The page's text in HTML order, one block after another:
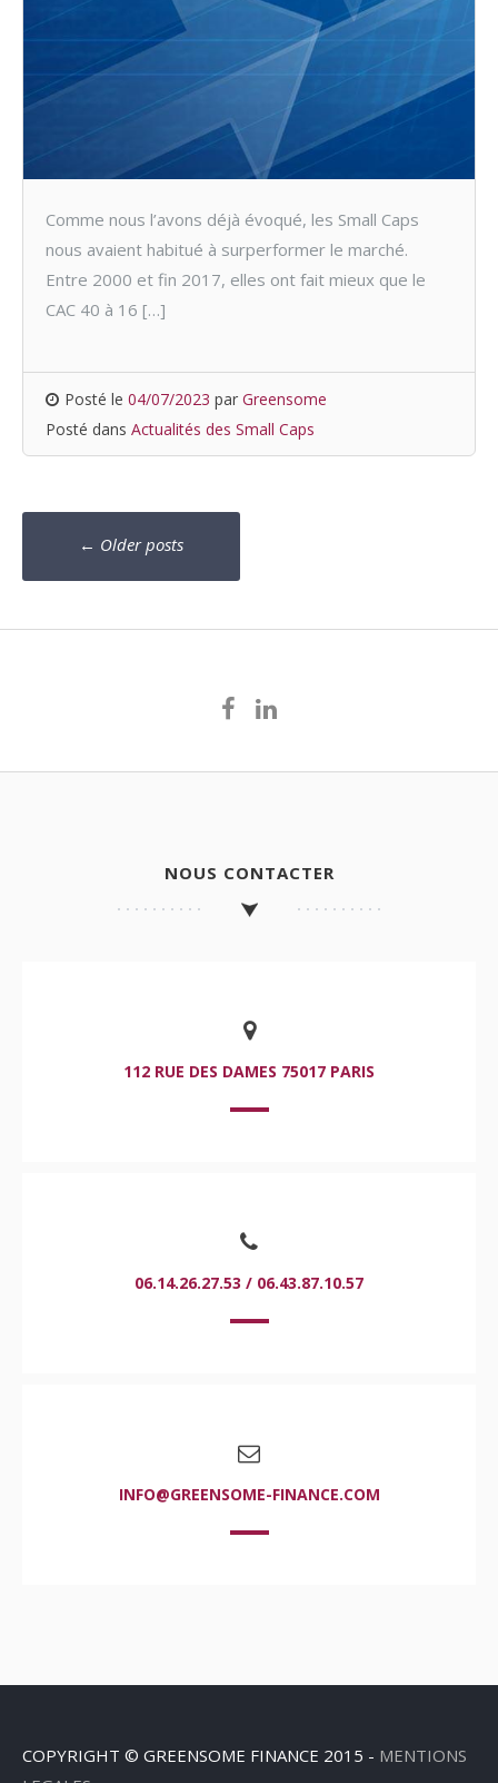
Comme nous l’avons déjà évoqué, les Small Caps
nous avaient habitué à surperformer le marché.
Entre 2000 et fin 2017, elles ont fait mieux que le
CAC 40 à 16 […]
Posté le 04/07/2023 par Greensome
Posté dans Actualités des Small Caps
Navigation
messages
← Older posts
NOUS CONTACTER
112 RUE DES DAMES 75017 PARIS
06.14.26.27.53 / 06.43.87.10.57
INFO@GREENSOME-FINANCE.COM
COPYRIGHT © GREENSOME FINANCE 2015 - MENTIONS